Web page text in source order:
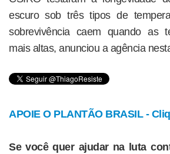
escuro sob três tipos de
sobrevivência caem quando as
mais altas, anunciou a agência
APOIE O PLANTÃO BRASIL -
Se você quer ajudar na luta